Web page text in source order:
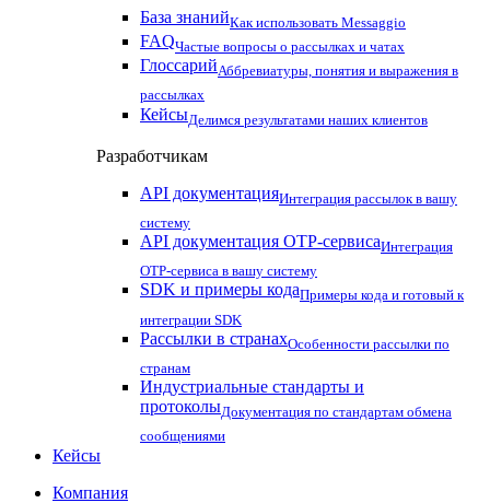
База знанийКак использовать Messaggio
FAQЧастые вопросы о рассылках и чатах
ГлоссарийАббревиатуры, понятия и выражения в
рассылках
КейсыДелимся результатами наших клиентов
Разработчикам
API документацияИнтеграция рассылок в вашу
систему
API документация OTP-сервисаИнтеграция
OTP-сервиса в вашу систему
SDK и примеры кодаПримеры кода и готовый к
интеграции SDK
Рассылки в странахОсобенности рассылки по
странам
Индустриальные стандарты и
протоколыДокументация по стандартам обмена
сообщениями
Кейсы
Компания